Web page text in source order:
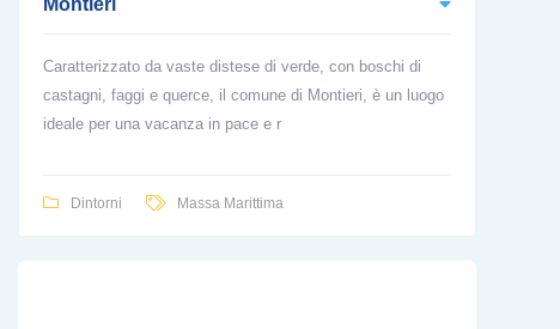
Montieri
Caratterizzato da vaste distese di verde, con boschi di
castagni, faggi e querce, il comune di Montieri, è un luogo
ideale per una vacanza in pace e r
Dintorni Massa Marittima